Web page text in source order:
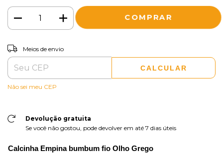
Entregas para o CEP:
Meios de envio
CALCULAR
Não sei meu CEP
Devolução gratuita
Se você não gostou, pode devolver em até 7 dias úteis
Calcinha Empina bumbum fio Olho Grego